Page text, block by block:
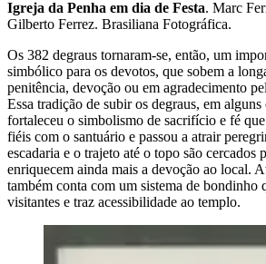
Igreja da Penha em dia de Festa. Marc
Gilberto Ferrez. Brasiliana Fotográfica.
Os 382 degraus tornaram-se, então, um
simbólico para os devotos, que sobem a
penitência, devoção ou em agradecimento
Essa tradição de subir os degraus, em alguns
fortaleceu o simbolismo de sacrifício e fé
fiéis com o santuário e passou a atrair
escadaria e o trajeto até o topo são cercados
enriquecem ainda mais a devoção ao local.
também conta com um sistema de bondinho
visitantes e traz acessibilidade ao templo.